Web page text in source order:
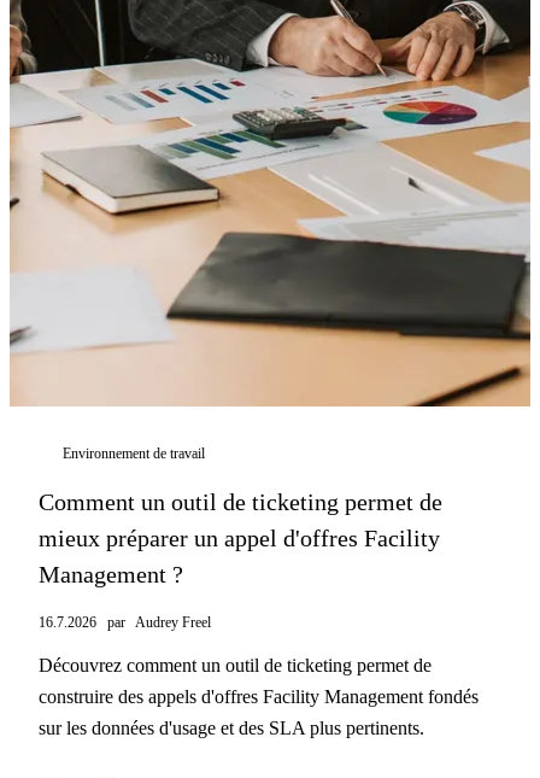
Environnement de travail
Comment un outil de ticketing permet de
mieux préparer un appel d'offres Facility
Management ?
16.7.2026 par Audrey Freel
Découvrez comment un outil de ticketing permet de
construire des appels d'offres Facility Management fondés
sur les données d'usage et des SLA plus pertinents.